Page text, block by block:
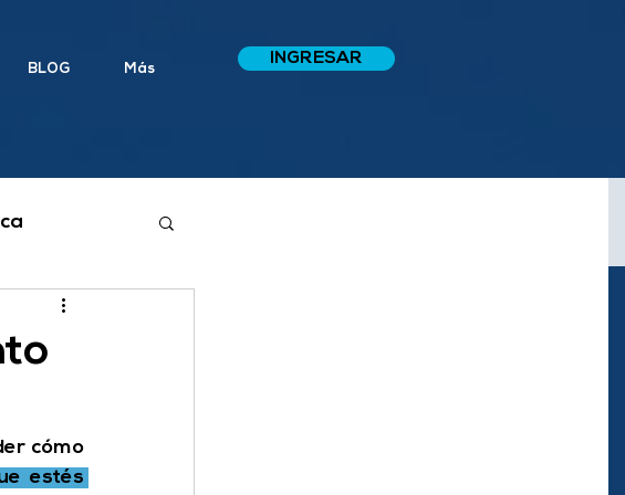
BLOG Más
INGRESAR
cómo
estés